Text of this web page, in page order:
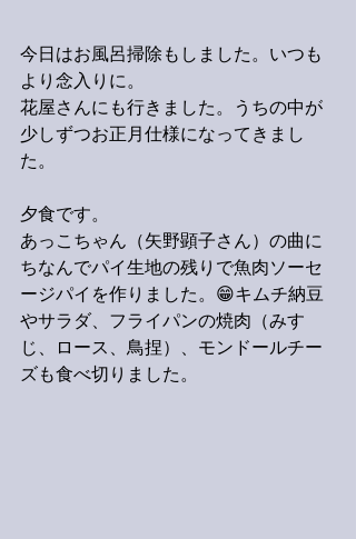
今日はお風呂掃除もしました。いつも
より念入りに。
花屋さんにも行きました。うちの中が
少しずつお正月仕様になってきまし
た。
夕食です。
あっこちゃん（矢野顕子さん）の曲に
ちなんでパイ生地の残りで魚肉ソーセ
ージパイを作りました。😁キムチ納豆
やサラダ、フライパンの焼肉（みす
じ、ロース、鳥捏）、モンドールチー
ズも食べ切りました。